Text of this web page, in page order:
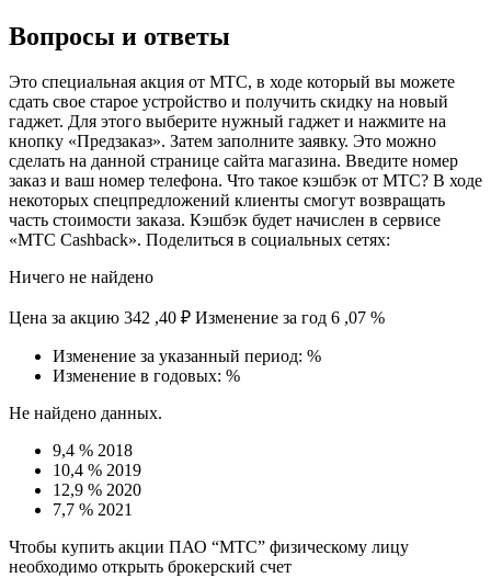
Вопросы и ответы
Это специальная акция от МТС, в ходе который вы можете
сдать свое старое устройство и получить скидку на новый
гаджет. Для этого выберите нужный гаджет и нажмите на
кнопку «Предзаказ». Затем заполните заявку. Это можно
сделать на данной странице сайта магазина. Введите номер
заказ и ваш номер телефона. Что такое кэшбэк от МТС? В ходе
некоторых спецпредложений клиенты смогут возвращать
часть стоимости заказа. Кэшбэк будет начислен в сервисе
«МТС Cashback». Поделиться в социальных сетях:
Ничего не найдено
Цена за акцию 342 ,40 ₽ Изменение за год 6 ,07 %
Изменение за указанный период: %
Изменение в годовых: %
Не найдено данных.
9,4 % 2018
10,4 % 2019
12,9 % 2020
7,7 % 2021
Чтобы купить акции ПАО “МТС” физическому лицу
необходимо открыть брокерский счет